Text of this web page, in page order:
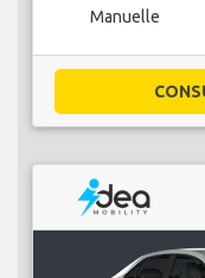
Manuelle